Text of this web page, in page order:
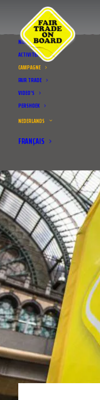
NIEUWS
ACTIVITEITEN
CAMPAGNE
FAIR TRADE
VIDEO’S
PERSHOEK
NEDERLANDS
FRANÇAIS